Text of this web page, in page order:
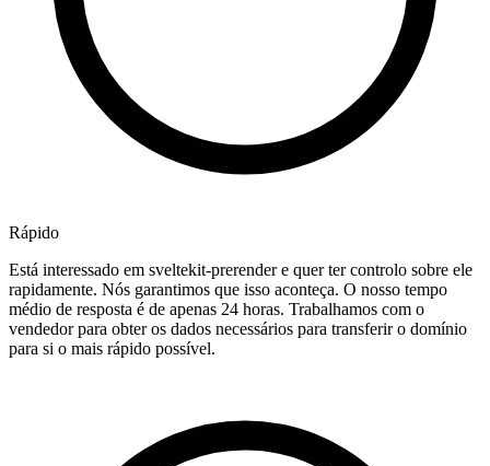
Rápido
Está interessado em sveltekit-prerender e quer ter controlo sobre ele
rapidamente. Nós garantimos que isso aconteça. O nosso tempo
médio de resposta é de apenas 24 horas. Trabalhamos com o
vendedor para obter os dados necessários para transferir o domínio
para si o mais rápido possível.